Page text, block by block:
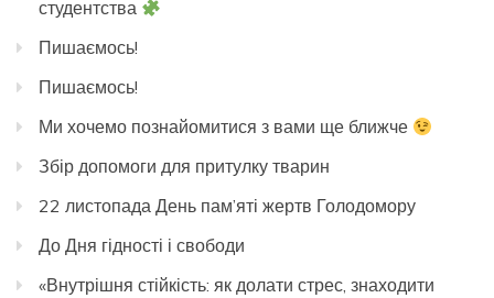
студентства
Пишаємось!
Пишаємось!
Ми хочемо познайомитися з вами ще ближче
Збір допомоги для притулку тварин
22 листопада День пам’яті жертв Голодомору
До Дня гідності і свободи
«Внутрішня стійкість: як долати стрес, знаходити